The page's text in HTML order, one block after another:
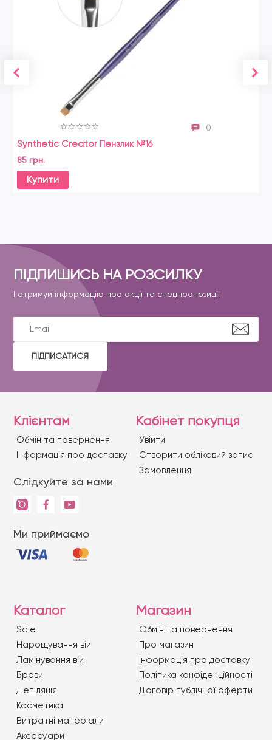
0
Synthetic Creator Пензлик №16
85 грн.
Купити
ПІДПИШИСЬ НА РОЗСИЛКУ
І отримуй інформацію про акції та спецпропозиції
ПІДПИСАТИСЯ
Клієнтам
Обмін та повернення
Iнформація про доставку
Слідкуйте за нами
Ми приймаємо
Кабінет покупця
Увійти
Створити обліковий запис
Замовлення
Каталог
Sale
Нарощування вій
Ламінування вій
Брови
Депіляція
Косметика
Витратні матеріали
Аксесуари
Магазин
Обмін та повернення
Про магазин
Iнформація про доставку
Політика конфіденційності
Договір публічної оферти